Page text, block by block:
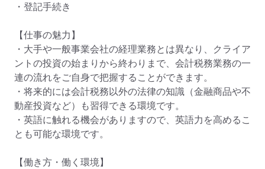
・登記手続き
【仕事の魅力】
・大手や一般事業会社の経理業務とは異なり、クライア
ントの投資の始まりから終わりまで、会計税務業務の一
連の流れをご自身で把握することができます。
・将来的には会計税務以外の法律の知識（金融商品や不
動産投資など）も習得できる環境です。
・英語に触れる機会がありますので、英語力を高めるこ
とも可能な環境です。
【働き方・働く環境】